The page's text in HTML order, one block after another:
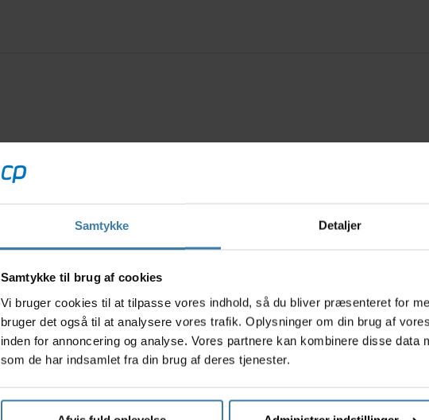
Samtykke Detaljer
Samtykke til brug af cookies
Vi bruger cookies til at tilpasse vores indhold, så du bliver præsenteret for
bruger det også til at analysere vores trafik. Oplysninger om din brug af
inden for annoncering og analyse. Vores partnere kan kombinere disse data
som de har indsamlet fra din brug af deres tjenester.
Relaterede varer